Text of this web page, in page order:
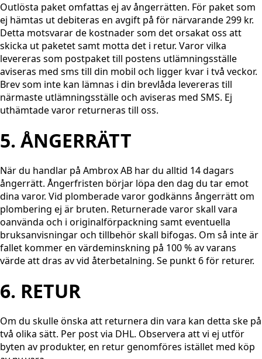
Outlösta paket omfattas ej av ångerrätten. För paket som
ej hämtas ut debiteras en avgift på för närvarande 299 kr.
Detta motsvarar de kostnader som det orsakat oss att
skicka ut paketet samt motta det i retur. Varor vilka
levereras som postpaket till postens utlämningsställe
aviseras med sms till din mobil och ligger kvar i två veckor.
Brev som inte kan lämnas i din brevlåda levereras till
närmaste utlämningsställe och aviseras med SMS. Ej
uthämtade varor returneras till oss.
5. ÅNGERRÄTT
När du handlar på Ambrox AB har du alltid 14 dagars
ångerrätt. Ångerfristen börjar löpa den dag du tar emot
dina varor. Vid plomberade varor godkänns ångerrätt om
plombering ej är bruten. Returnerade varor skall vara
oanvända och i originalförpackning samt eventuella
bruksanvisningar och tillbehör skall bifogas. Om så inte är
fallet kommer en värdeminskning på 100 % av varans
värde att dras av vid återbetalning. Se punkt 6 för returer.
6. RETUR
Om du skulle önska att returnera din vara kan detta ske på
två olika sätt. Per post via DHL. Observera att vi ej utför
byten av produkter, en retur genomföres istället med köp